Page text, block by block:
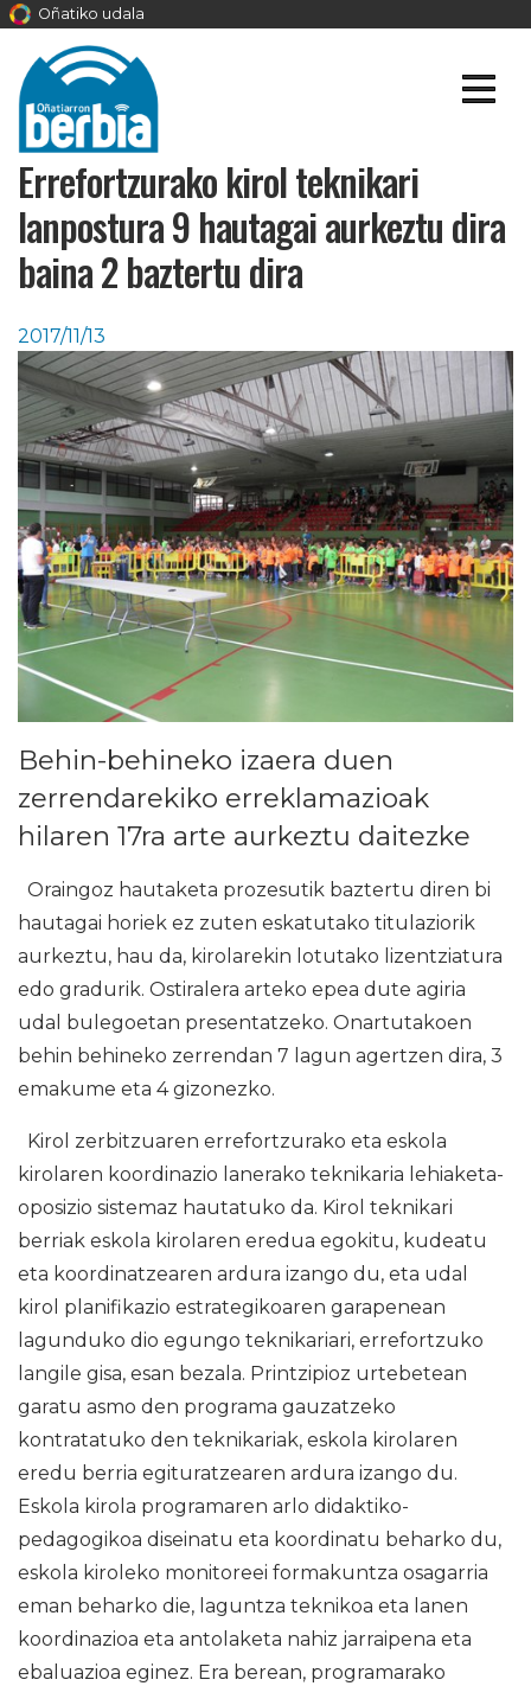
Oñatiko udala
Errefortzurako kirol teknikari
lanpostura 9 hautagai aurkeztu dira
baina 2 baztertu dira
2017/11/13
Behin-behineko izaera duen
zerrendarekiko erreklamazioak
hilaren 17ra arte aurkeztu daitezke
Oraingoz hautaketa prozesutik baztertu diren bi
hautagai horiek ez zuten eskatutako titulaziorik
aurkeztu, hau da, kirolarekin lotutako lizentziatura
edo gradurik. Ostiralera arteko epea dute agiria
udal bulegoetan presentatzeko. Onartutakoen
behin behineko zerrendan 7 lagun agertzen dira, 3
emakume eta 4 gizonezko.
Kirol zerbitzuaren errefortzurako eta eskola
kirolaren koordinazio lanerako teknikaria lehiaketa-
oposizio sistemaz hautatuko da. Kirol teknikari
berriak eskola kirolaren eredua egokitu, kudeatu
eta koordinatzearen ardura izango du, eta udal
kirol planifikazio estrategikoaren garapenean
lagunduko dio egungo teknikariari, errefortzuko
langile gisa, esan bezala. Printzipioz urtebetean
garatu asmo den programa gauzatzeko
kontratatuko den teknikariak, eskola kirolaren
eredu berria egituratzearen ardura izango du.
Eskola kirola programaren arlo didaktiko-
pedagogikoa diseinatu eta koordinatu beharko du,
eskola kiroleko monitoreei formakuntza osagarria
eman beharko die, laguntza teknikoa eta lanen
koordinazioa eta antolaketa nahiz jarraipena eta
ebaluazioa eginez. Era berean, programarako